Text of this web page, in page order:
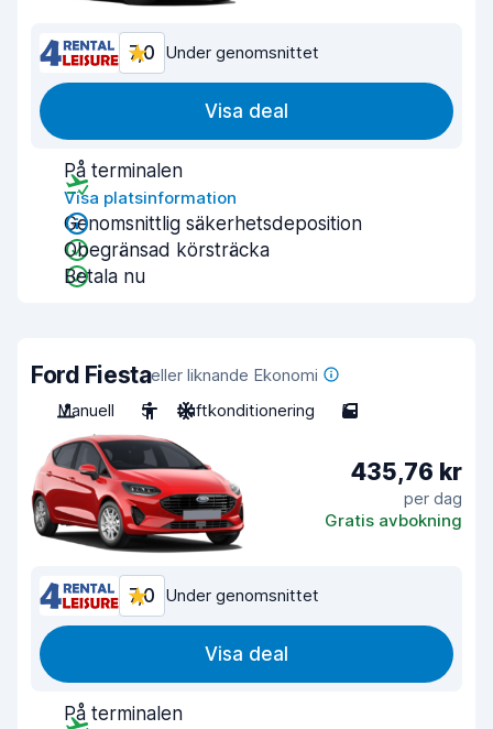
7,0 Under genomsnittet
Visa deal
På terminalen
Visa platsinformation
Genomsnittlig säkerhetsdeposition
Obegränsad körsträcka
Betala nu
Ford Fiestaeller liknande Ekonomi
Manuell
5 Luftkonditionering 5
435,76 kr
per dag
Gratis avbokning
7,0 Under genomsnittet
Visa deal
På terminalen